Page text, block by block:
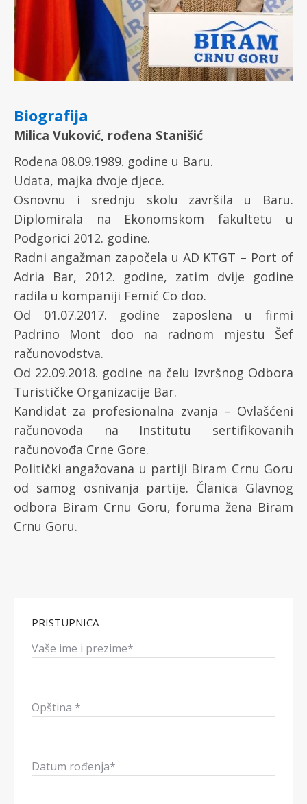
Biografija
Milica Vuković, rođena Stanišić
Rođena 08.09.1989. godine u Baru.
Udata, majka dvoje djece.
Osnovnu i srednju skolu završila u Baru.
Diplomirala na Ekonomskom fakultetu u
Podgorici 2012. godine.
Radni angažman započela u AD KTGT – Port of
Adria Bar, 2012. godine, zatim dvije godine
radila u kompaniji Femić Co doo.
Od 01.07.2017. godine zaposlena u firmi
Padrino Mont doo na radnom mjestu Šef
računovodstva.
Od 22.09.2018. godine na čelu Izvršnog Odbora
Turističke Organizacije Bar.
Kandidat za profesionalna zvanja – Ovlašćeni
računovođa na Institutu sertifikovanih
računovođa Crne Gore.
Politički angažovana u partiji Biram Crnu Goru
od samog osnivanja partije. Članica Glavnog
odbora Biram Crnu Goru, foruma žena Biram
Crnu Goru.
PRISTUPNICA
Vaše ime i prezime*
Opština *
Datum rođenja*